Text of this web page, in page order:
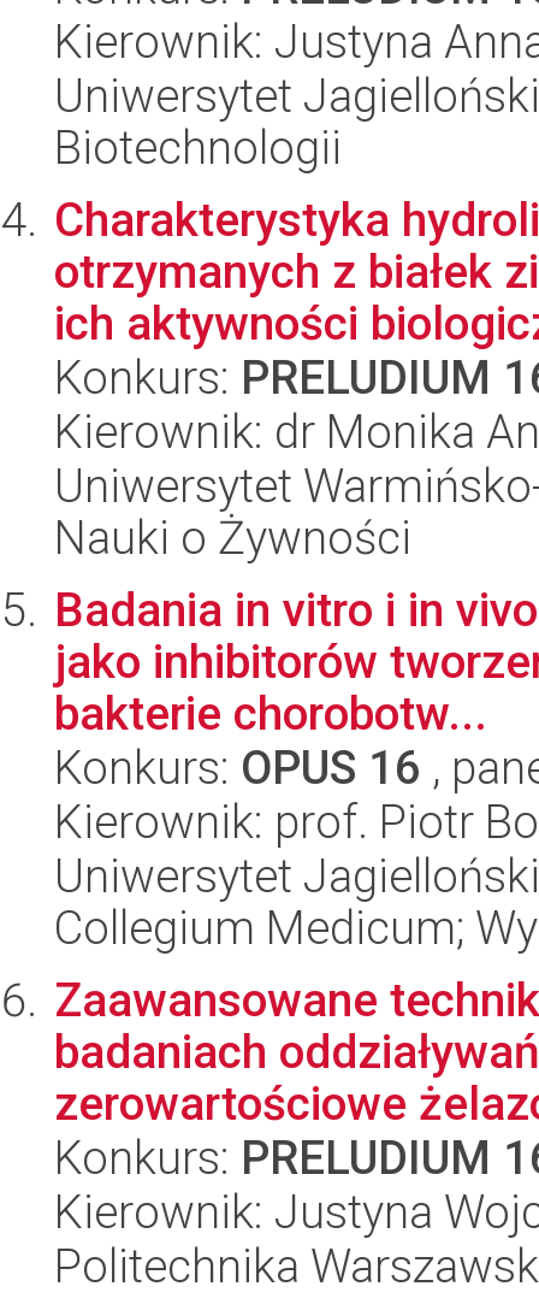
Kierownik: Justyna
Uniwersytet
Biotechnologii
Charakterystyka
otrzymanych z białek
ich aktywności
Konkurs: PRELUDIUM
Kierownik: dr Monika
Uniwersytet
Nauki o Żywności
Badania in vitro i in
jako inhibitorów
bakterie chorobotw...
Konkurs: OPUS 16 ,
Kierownik: prof. Piotr
Uniwersytet
Collegium Medicum;
Zaawansowane
badaniach
zerowartościowe
Konkurs: PRELUDIUM
Kierownik: Justyna
Politechnika